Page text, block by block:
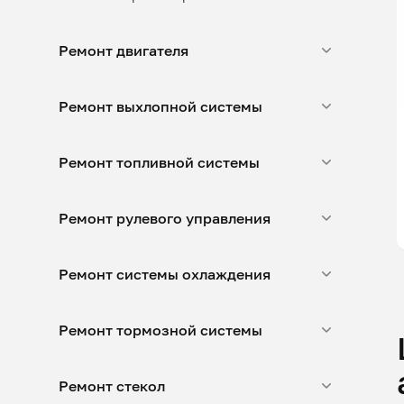
Ремонт двигателя
Ремонт выхлопной системы
Ремонт топливной системы
Ремонт рулевого управления
Ремонт системы охлаждения
Ремонт тормозной системы
Ремонт стекол